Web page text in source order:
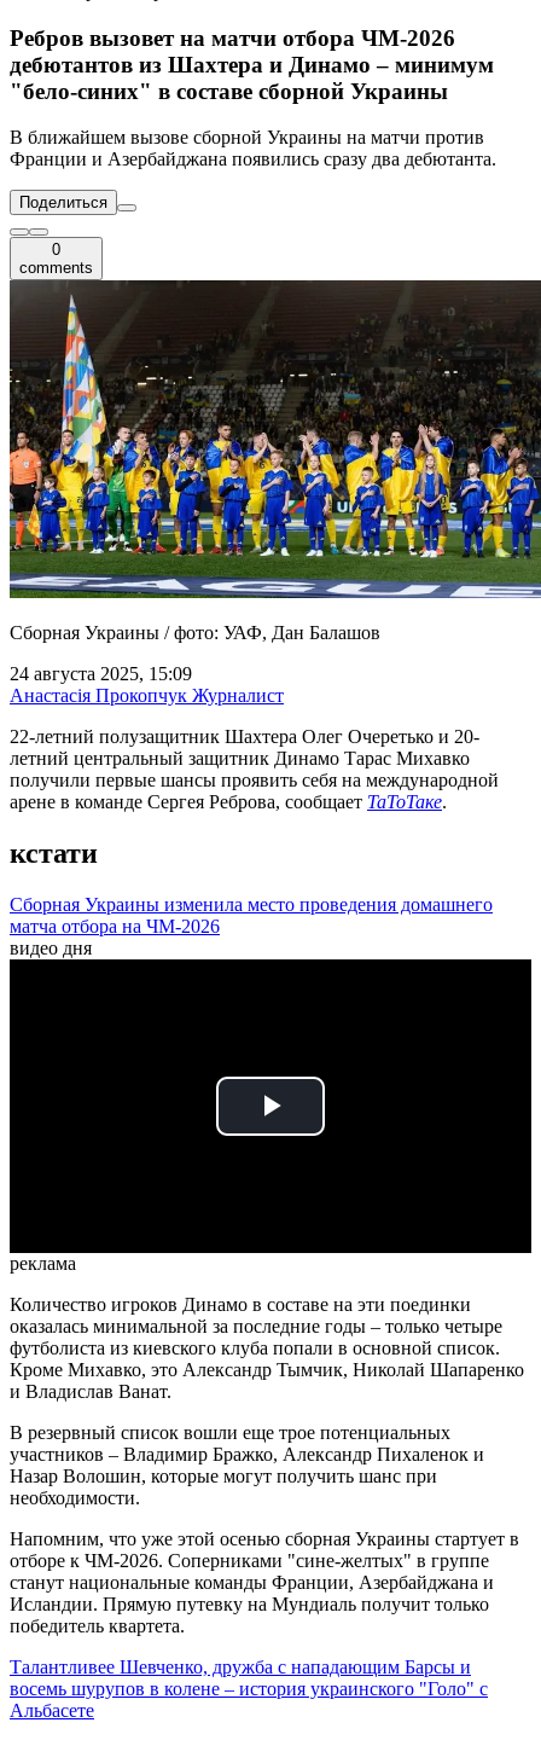
Ребров вызовет на матчи отбора ЧМ-2026
дебютантов из Шахтера и Динамо – минимум
"бело-синих" в составе сборной Украины
В ближайшем вызове сборной Украины на матчи против
Франции и Азербайджана появились сразу два дебютанта.
Поделиться
0
comments
Сборная Украины / фото: УАФ, Дан Балашов
24 августа 2025, 15:09
Анастасія Прокопчук Журналист
22-летний полузащитник Шахтера Олег Очеретько и 20-
летний центральный защитник Динамо Тарас Михавко
получили первые шансы проявить себя на международной
арене в команде Сергея Реброва, сообщает ТаТоТаке.
кстати
Сборная Украины изменила место проведения домашнего
матча отбора на ЧМ-2026
видео дня
Play
реклама
Количество игроков Динамо в составе на эти поединки
оказалась минимальной за последние годы – только четыре
футболиста из киевского клуба попали в основной список.
Кроме Михавко, это Александр Тымчик, Николай Шапаренко
и Владислав Ванат.
В резервный список вошли еще трое потенциальных
участников – Владимир Бражко, Александр Пихаленок и
Назар Волошин, которые могут получить шанс при
необходимости.
Напомним, что уже этой осенью сборная Украины стартует в
отборе к ЧМ-2026. Соперниками "сине-желтых" в группе
станут национальные команды Франции, Азербайджана и
Исландии. Прямую путевку на Мундиаль получит только
победитель квартета.
Талантливее Шевченко, дружба с нападающим Барсы и
восемь шурупов в колене – история украинского "Голо" с
Альбасете